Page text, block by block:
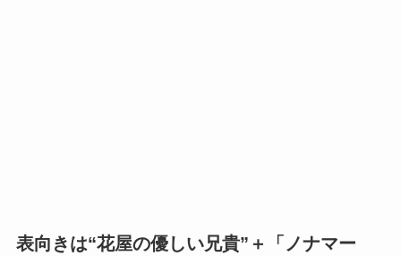
表向きは“花屋の優しい兄貴”＋「ノナマー